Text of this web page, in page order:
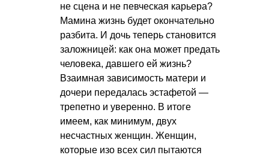
не сцена и не певческая карьера?
Мамина жизнь будет окончательно
разбита. И дочь теперь становится
заложницей: как она может предать
человека, давшего ей жизнь?
Взаимная зависимость матери и
дочери передалась эстафетой —
трепетно и уверенно. В итоге
имеем, как минимум, двух
несчастных женщин. Женщин,
которые изо всех сил пытаются